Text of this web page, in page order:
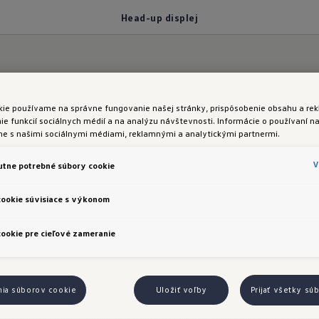
Head-up displej
dôležité informácie
displej v modeli
priamo vo vašom výhľade a zároveň
head-up displeja. Časť čelného skla sa
používame na správne fungovanie našej stránky, prispôsobenie obsahu a
funkcií sociálnych médií a na analýzu návštevnosti. Informácie o používaní
s našimi sociálnymi médiami, reklamnými a analytickými partnermi.
potrebné súbory cookie
súvisiace s výkonom
pre cieľové zameranie
súborov cookie Uložiť voľby Prijať všetky